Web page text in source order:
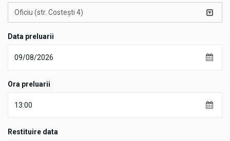
Oficiu (str. Costești 4)
Data preluarii
Ora preluarii
Restituire data